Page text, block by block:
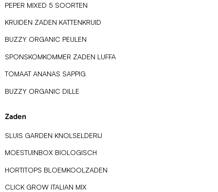
PEPER MIXED 5 SOORTEN
KRUIDEN ZADEN KATTENKRUID
BUZZY ORGANIC PEULEN
SPONSKOMKOMMER ZADEN LUFFA
TOMAAT ANANAS SAPPIG
BUZZY ORGANIC DILLE
Zaden
SLUIS GARDEN KNOLSELDERIJ
MOESTUINBOX BIOLOGISCH
HORTITOPS BLOEMKOOLZADEN
CLICK GROW ITALIAN MIX